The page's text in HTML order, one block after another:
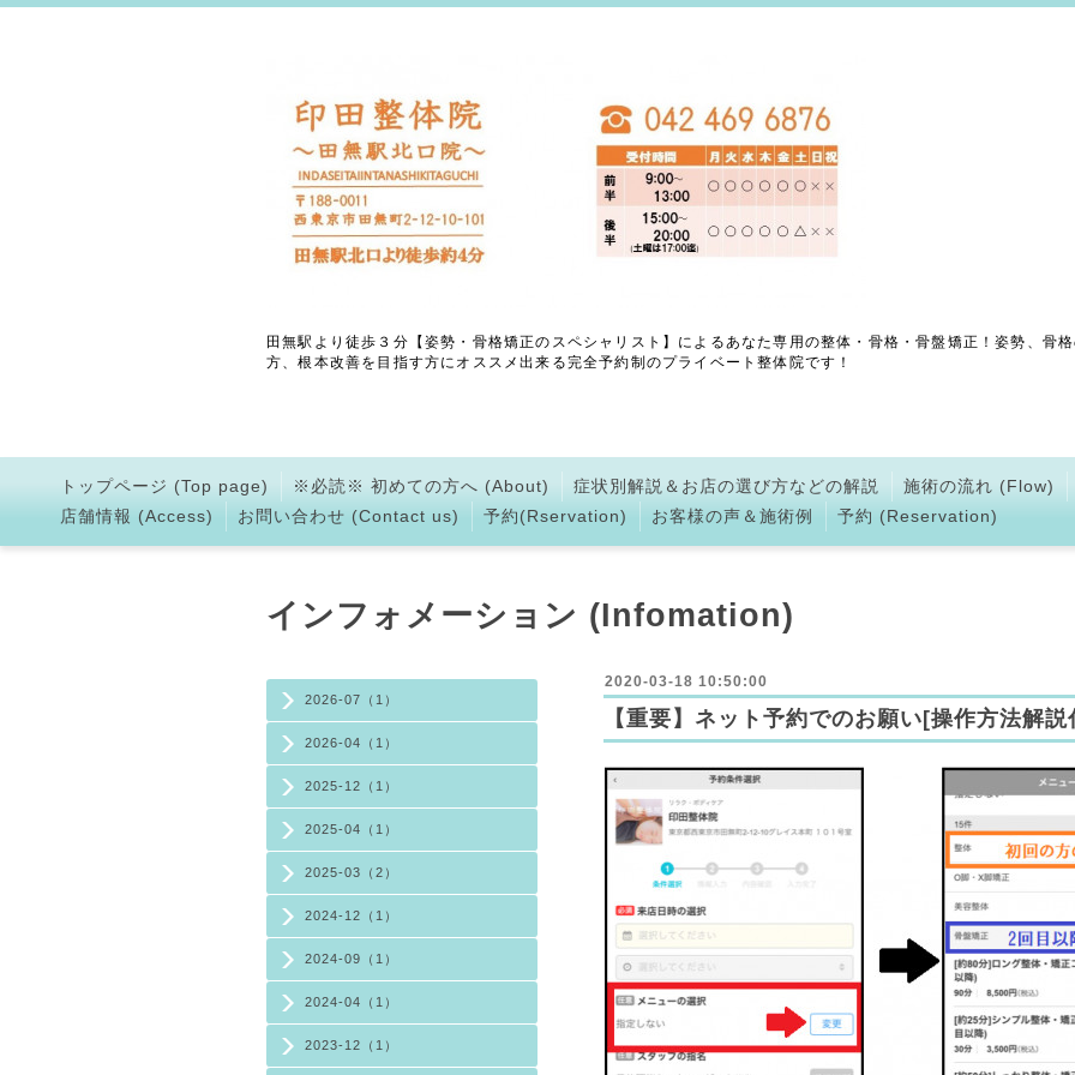
田無駅より徒歩３分【姿勢・骨格矯正のスペシャリスト】によるあなた専用の整体・骨格・骨盤矯正！姿勢、骨
方、根本改善を目指す方にオススメ出来る完全予約制のプライベート整体院です！
トップページ (Top page) ※必読※ 初めての方へ (About) 症状別解説＆お店の選び方などの解説
施術の流れ (Flow)
店舗情報 (Access)
お問い合わせ (Contact us) 予約(Rservation) お客様の声＆施術例 予約 (Reservation)
2026-07（1）
2026-04（1）
2025-12（1）
2025-04（1）
2025-03（2）
2024-12（1）
2024-09（1）
2024-04（1）
2023-12（1）
インフォメーション (Infomation)
2020-03-18 10:50:00
【重要】ネット予約でのお願い[操作方法解